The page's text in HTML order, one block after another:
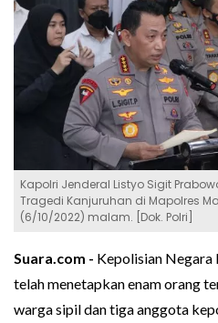
Kapolri Jenderal Listyo Sigit
Tragedi Kanjuruhan di Mapolres
(6/10/2022) malam. [Dok. Polri]
Suara.com - Kepolisian Negara
telah menetapkan enam orang
warga sipil dan tiga anggota